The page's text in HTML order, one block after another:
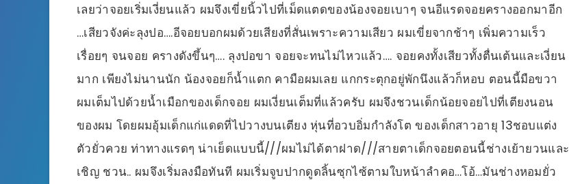
เลยว่าจอยเริ่มเงี่ยนแล้ว ผมจึงเขี่ยนิ้วไปที่เม็ดแตดของน้องจอยเบาๆ จนอีแรดจอยครางออกมาอีก
…เสียวจังค่ะลุงปอ….อีจอยบอกผมด้วยเสียงที่สั่นเพราะความเสียว ผมเขี่ยจากช้าๆ เพิ่มความเร็ว
เรื่อยๆ จนจอย ครางดังขึ้นๆ…. ลุงปอขา จอยจะทนไม่ไหวแล้ว…. จอยคงทั้งเสียวทั้งตื่นเต้นและเงี่ยน
มาก เพียงไม่นานนัก น้องจอยก็น้ำแตก คามือผมเลย แกกระตุกอยู่พักนึงแล้วก็หอบ ตอนนี้มือขวา
ผมเต็มไปด้วยน้ำเมือกของเด็กจอย ผมเงี่ยนเต็มที่แล้วครับ ผมจึงชวนเด็กน้อยจอยไปที่เตียงนอน
ของผม โดยผมอุ้มเด็กแก่แดดที่ไปวางบนเตียง หุ่นที่อวบอิ่มกำลังโต ของเด็กสาวอายุ 13ชอบแต่ง
ตัวยั่วควย ท่าทางแรดๆ น่าเย็ดแบบนี้///ผมไม่ได้ตาฝาด///สายตาเด็กจอยตอนนี้ช่างเย้ายวนและ
เชิญ ชวน.. ผมจึงเริ่มลงมือทันที ผมเริ่มจูบปากดูดลิ้นซุกไซ้ตามใบหน้าลำคอ…โอ้…มันช่างหอมยั่ว